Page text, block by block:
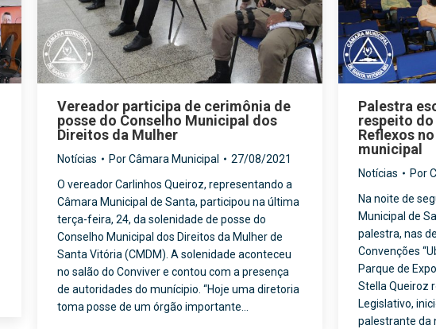
Vereador participa de cerimônia de
posse do Conselho Municipal dos
Direitos da Mulher
Notícias PorCâmara Municipal
27/08/2021
O vereador Carlinhos Queiroz, representando a
Câmara Municipal de Santa, participou na última
terça-feira, 24, da solenidade de posse do
Conselho Municipal dos Direitos da Mulher de
Santa Vitória (CMDM). A solenidade aconteceu
no salão do Conviver e contou com a presença
de autoridades do munícipio. “Hoje uma diretoria
toma posse de um órgão importante…
Palestra
respeito
Reflexos
municipal
Notícias Por
Na noite de
Municipal de
palestra, nas
Convenções
Parque de
Stella Queiroz
Legislativo,
palestrante da